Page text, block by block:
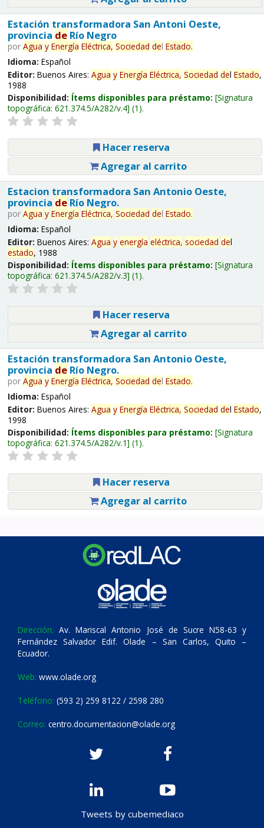
Estación transformadora San Antoni Oeste,
provincia deRío Negro
por Agua y Energía Eléctrica, Sociedad del Estado.
Idioma: Español
Editor: Buenos Aires: Agua y Energía Eléctrica, Sociedad del Estado,
1988
Disponibilidad: Ítems disponibles para préstamo: Signatura
topográfica: 621.374.5/A282/v.4 (1).
Hacer reserva
Agregar al carrito
Estacion transformadora San Antonio Oeste,
provincia deRío Negro.
por Agua y Energía Eléctrica, Sociedad del Estado.
Idioma: Español
Editor: Buenos Aires: Agua y energía eléctrica, sociedad del
estado, 1988
Disponibilidad: Ítems disponibles para préstamo: Signatura
topográfica: 621.374.5/A282/v.3 (1).
Hacer reserva
Agregar al carrito
Estación transformadora San Antonio Oeste,
provincia deRío Negro.
por Agua y Energía Eléctrica, Sociedad del Estado.
Idioma: Español
Editor: Buenos Aires: Agua y Energía Eléctrica, Sociedad del Estado,
1998
Disponibilidad: Ítems disponibles para préstamo: Signatura
topográfica: 621.374.5/A282/v.1 (1).
Hacer reserva
Agregar al carrito
Dirección: Av. Mariscal Antonio José de Sucre N58-63 y
Fernández Salvador Edif. Olade – San Carlos, Quito –
Ecuador.
Web: www.olade.org
Teléfono: (593 2) 259 8122 / 2598 280
Correo: centro.documentacion@olade.org
Tweets by cubemediaco